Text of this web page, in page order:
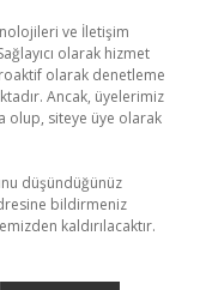
ve İletişim
olarak hizmet
olarak denetleme
Ancak, üyelerimiz
olup, siteye üye olarak
düşündüğünüz
bildirmeniz
kaldırılacaktır.